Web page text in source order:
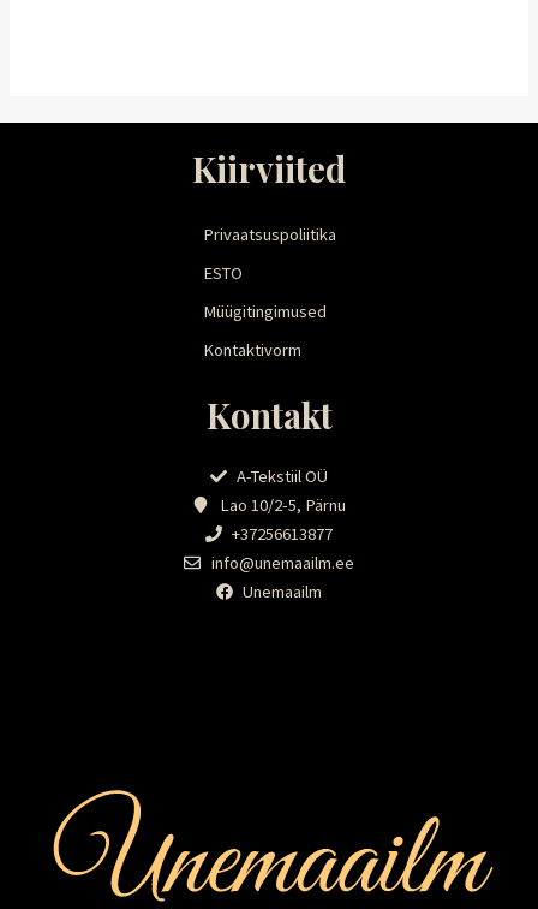
Kiirviited
Privaatsuspoliitika
ESTO
Müügitingimused
Kontaktivorm
Kontakt
A-Tekstiil OÜ
Lao 10/2-5, Pärnu
+37256613877
info@unemaailm.ee
Unemaailm